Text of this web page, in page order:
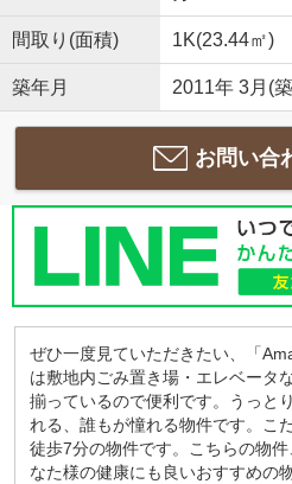
間取り(面積) 1K(23.44㎡)
築年月 2011年 3月(
お問い合
ぜひ一度見ていただきたい、「
は敷地内ごみ置き場・エレベータ
揃っているので便利です。うっと
れる、誰もが憧れる物件です。こ
徒歩7分の物件です。こちらの物
なた様の健康にも良いおすすめの